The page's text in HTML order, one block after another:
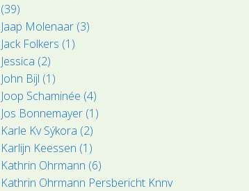
(39)
Jaap Molenaar (3)
Jack Folkers (1)
Jessica (2)
John Bijl (1)
Joop Schaminée (4)
Jos Bonnemayer (1)
Karle Kv Sýkora (2)
Karlijn Keessen (1)
Kathrin Ohrmann (6)
Kathrin Ohrmann Persbericht Knnv